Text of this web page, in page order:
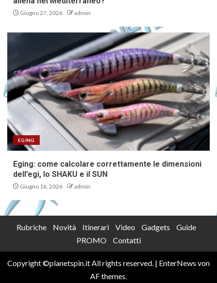
Giugno 27, 2026 admin
EGING
Eging: come calcolare correttamente le dimensioni
dell’egi, lo SHAKU e il SUN
Giugno 16, 2026 admin
Rubriche Novità Itinerari Video Gadgets
Guide
PROMO
Contatti
Copyright ©planetspin.it All rights reserved. | EnterNews von
AF themes.